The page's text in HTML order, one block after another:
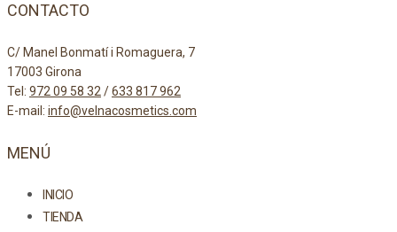
CONTACTO
C/ Manel Bonmatí i Romaguera, 7
17003 Girona
Tel: 972 09 58 32/633 817 962
E-mail: info@velnacosmetics.com
MENÚ
INICIO
TIENDA